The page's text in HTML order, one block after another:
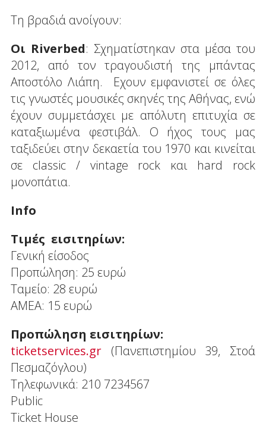
Τη βραδιά ανοίγουν:
Οι Riverbed: Σχηματίστηκαν στα μέσα του
2012, από τον τραγουδιστή της μπάντας
Αποστόλο Λιάπη. Εχουν εμφανιστεί σε όλες
τις γνωστές μουσικές σκηνές της Αθήνας, ενώ
έχουν συμμετάσχει με απόλυτη επιτυχία σε
καταξιωμένα φεστιβάλ. O ήχος τους μας
ταξιδεύει στην δεκαετία του 1970 και κινείται
σε classic / vintage rock και hard rock
μονοπάτια.
Info
Τιμές εισιτηρίων:
Γενική είσοδος
Προπώληση: 25 ευρώ
Ταμείο: 28 ευρώ
ΑΜΕΑ: 15 ευρώ
Προπώληση εισιτηρίων:
ticketservices.gr(Πανεπιστημίου 39, Στοά
Πεσμαζόγλου)
Τηλεφωνικά: 210 7234567
Public
Ticket House